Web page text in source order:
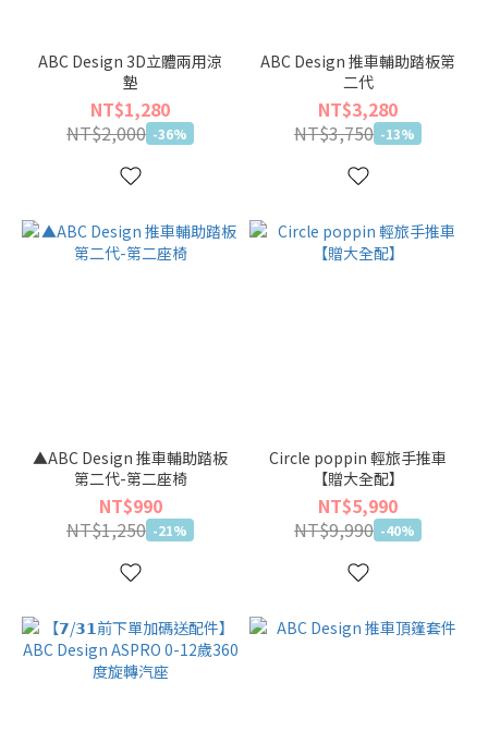
ABC Design 3D立體兩用涼
墊
NT$1,280
NT$2,000 -36%
ABC Design 推車輔助踏板第
二代
NT$3,280
NT$3,750 -13%
▲ABC Design 推車輔助踏板
第二代-第二座椅
NT$990
NT$1,250 -21%
Circle poppin 輕旅手推車
【贈大全配】
NT$5,990
NT$9,990 -40%